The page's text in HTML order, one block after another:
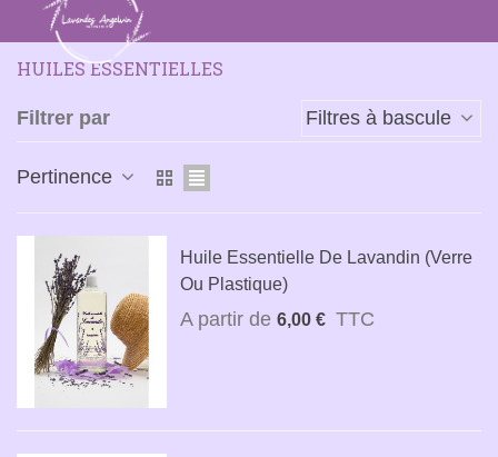
HUILES ESSENTIELLES
Filtrer par Filtres à bascule
Pertinence
Huile Essentielle De Lavandin (verre
Ou Plastique)
A partir de6,00 € TTC